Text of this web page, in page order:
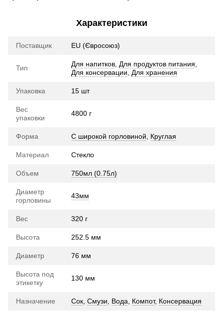
Характеристики
Поставщик EU (Євросоюз)
Тип Для напитков Для продуктов питания
Для консервации
Для хранения
Упаковка 15 шт
Вес
упаковки
4800 г
Форма С широкой горловиной Круглая
Материал Стекло
Объем 750мл (0.75л)
Диаметр
горловины
43мм
Вес 320 г
Высота 252.5 мм
Диаметр 76 мм
Высота под
этикетку
130 мм
Назначение Сок Смузи Вода Компот, Консервация